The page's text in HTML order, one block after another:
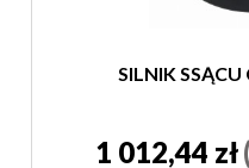
SILNIK SSĄCU
1 012,44 zł